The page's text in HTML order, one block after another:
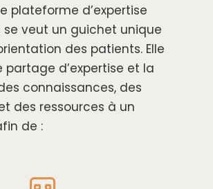
plateforme d’expertise
veut un guichet unique
des patients. Elle
partage d’expertise et la
connaissances, des
des ressources à un
de :